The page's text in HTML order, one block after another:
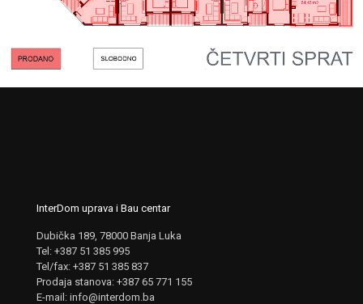
InterDom uprava i Bau centar
Dubička 189, 78000 Banja Luka
Tel: +387 51 385 995
Tel/fax: +387 51 385 837
Prodaja stanova: +387 65 771 155
E-mail: info@interdom.ba